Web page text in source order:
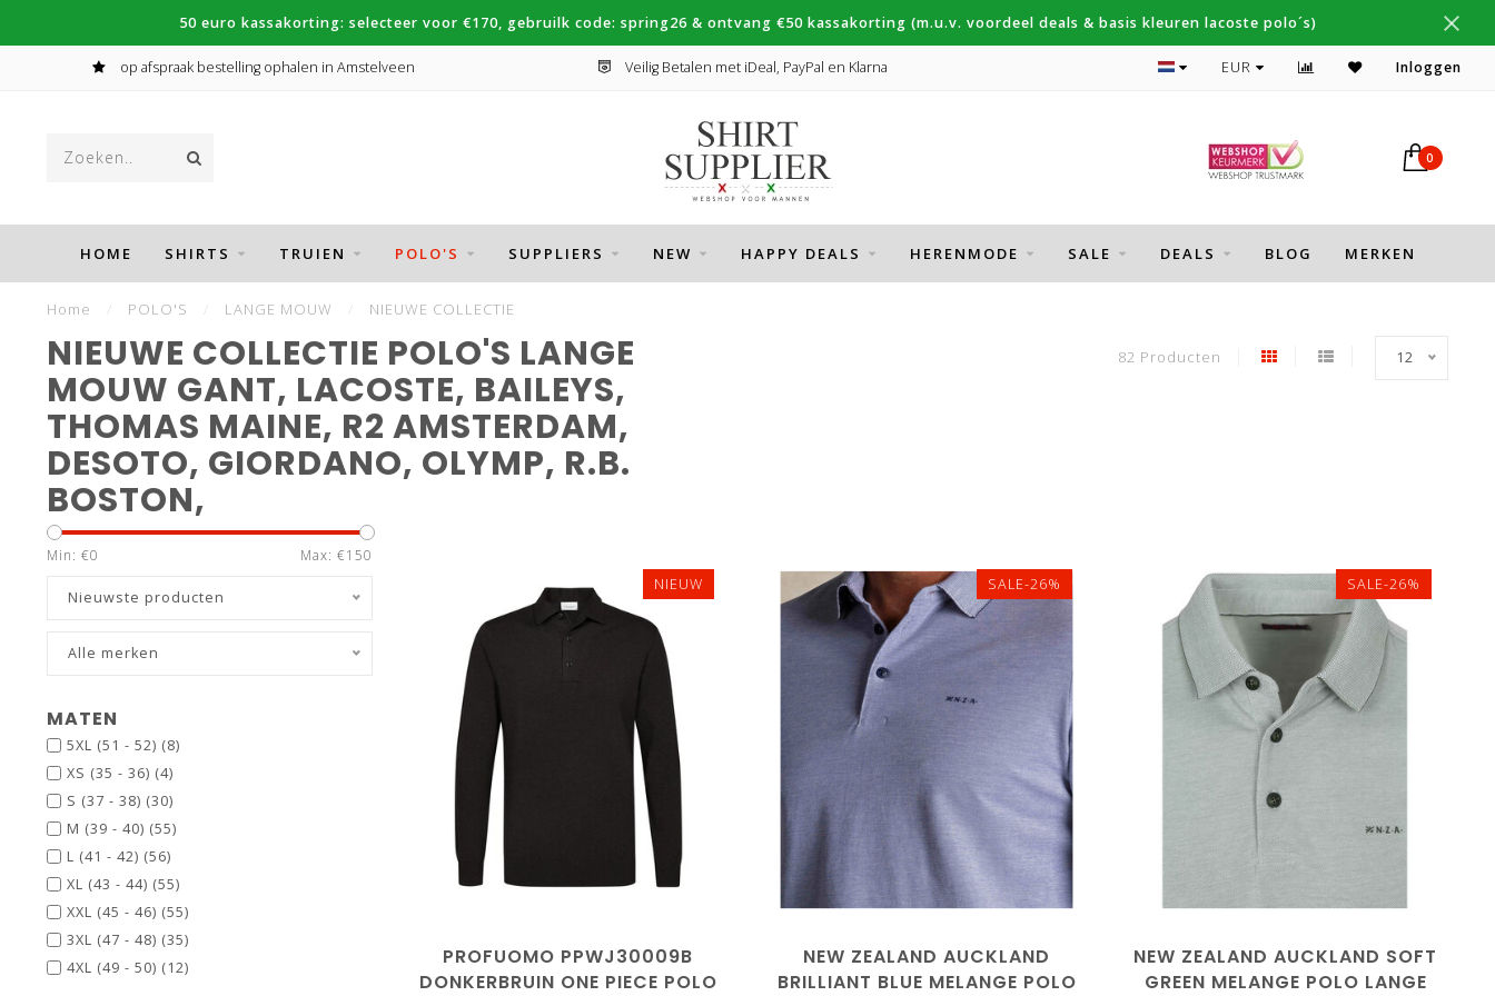
50 euro kassakorting: selecteer voor €170, gebruilk code: spring26 & ontvang €50 kassakorting (m.u.v. voordeel deals & basis kleuren lacoste polo´s)
Veilig Betalen met iDeal, PayPal en Klarna Topmerken Thomas Maine, Cavallaro, Desoto Topmerken Gant, NZA, Fred Perry
EUR Inloggen
0
HOME SHIRTS TRUIEN POLO'S SUPPLIERS NEW HAPPY DEALS HERENMODE SALE DEALS BLOG MERKEN
Home POLO'S LANGE MOUW NIEUWE COLLECTIE
NIEUWE COLLECTIE POLO'S LANGE
MOUW GANT, LACOSTE, BAILEYS,
THOMAS MAINE, R2 AMSTERDAM,
DESOTO, GIORDANO, OLYMP, R.B.
BOSTON,
82 Producten 12
Min: €0 Max: €150
Nieuwste producten
Alle merken
MATEN
5XL (51 - 52) (8)
XS (35 - 36) (4)
S (37 - 38) (30)
M (39 - 40) (55)
L (41 - 42) (56)
XL (43 - 44) (55)
XXL (45 - 46) (55)
3XL (47 - 48) (35)
4XL (49 - 50) (12)
NIEUW
PROFUOMO PPWJ30009B
DONKERBRUIN ONE PIECE POLO
SALE-26%
M XL 3XL
NEW ZEALAND AUCKLAND
BRILLIANT BLUE MELANGE POLO
SALE-26%
XL 3XL
NEW ZEALAND AUCKLAND SOFT
GREEN MELANGE POLO LANGE